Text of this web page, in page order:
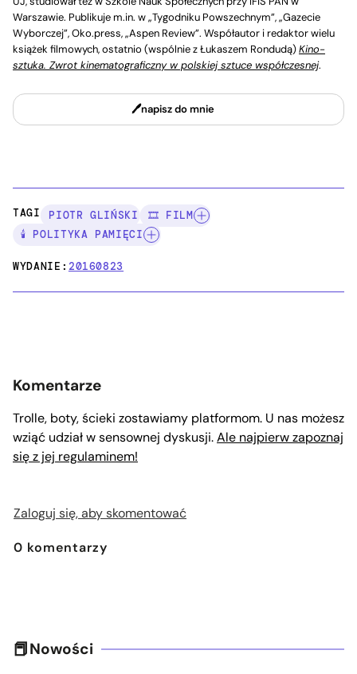
Warszawie. Publikuje m.in. w „Tygodniku Powszechnym”, „Gazecie
Wyborczej”, Oko.press, „Aspen Review”. Współautor i redaktor wielu
książek filmowych, ostatnio (wspólnie z Łukaszem Rondudą)Kino-
sztuka. Zwrot kinematograficzny w polskiej sztuce współczesnej.
napisz do mnie
TAGI: PIOTR GLIŃSKI
🎞️ FILM
🕯️ POLITYKA PAMIĘCI
WYDANIE:20160823
Komentarze
Trolle, boty, ścieki zostawiamy platformom. U nas możesz
wziąć udział w sensownej dyskusji.Ale najpierw zapoznaj
się z jej regulaminem!
Zaloguj się, aby skomentować
0 komentarzy
Nowości